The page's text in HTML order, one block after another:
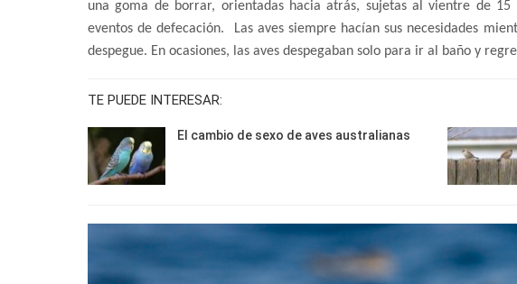
una goma de borrar, orientadas hacia atrás, sujetas al vientre de 15
eventos de defecación. Las aves siempre hacían sus necesidades
despegue. En ocasiones, las aves despegaban solo para ir al baño y
TE PUEDE INTERESAR:
El cambio de sexo de aves australianas